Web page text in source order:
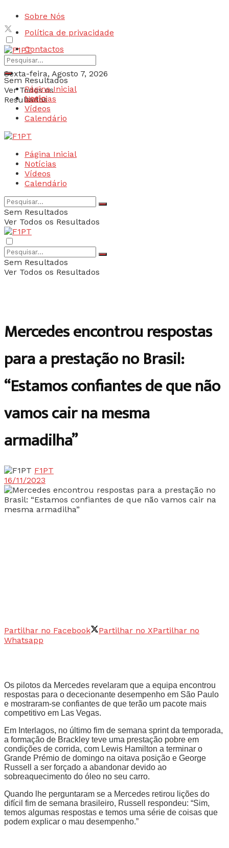
Sobre Nós
Política de privacidade
Contactos
Sexta-feira, Agosto 7, 2026
Login
Sem Resultados
Ver Todos os
Resultados
Página Inicial
Notícias
Vídeos
Calendário
Página Inicial
Notícias
Vídeos
Calendário
Sem Resultados
Ver Todos os Resultados
Sem Resultados
Ver Todos os Resultados
Mercedes encontrou respostas
para a prestação no Brasil:
“Estamos confiantes de que não
vamos cair na mesma
armadilha”
F1PT
16/11/2023
Partilhar no Facebook Partilhar no XPartilhar no
Whatsapp
Os pilotos da Mercedes revelaram que a equipa encontrou
respostas para o dececionante desempenho em São Paulo
e mostraram-se confiantes de que terão um pacote mais
competitivo em Las Vegas.
Em Interlagos, no último fim de semana sprint da temporada,
a formação de Brackley teve uma prestação pobre em
condições de corrida, com Lewis Hamilton a terminar o
Grande Prémio de domingo na oitava posição e George
Russell a ser forçado a abandonar devido ao
sobreaquecimento do óleo no seu carro.
Quando lhe perguntaram se a Mercedes retirou lições do
difícil fim de semana brasileiro, Russell respondeu: “Sim,
temos algumas respostas e temos uma série de coisas que
podem explicar o mau desempenho.”